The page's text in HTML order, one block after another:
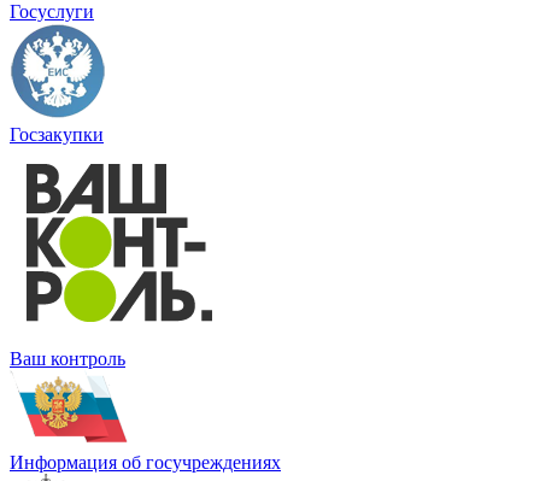
Госуслуги
Госзакупки
Ваш контроль
Информация об госучреждениях